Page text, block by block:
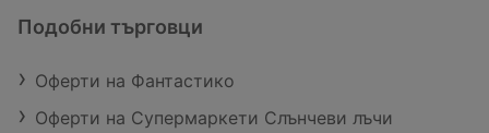
Подобни търговци
Оферти на Фантастико
Оферти на Супермаркети Слънчеви лъчи